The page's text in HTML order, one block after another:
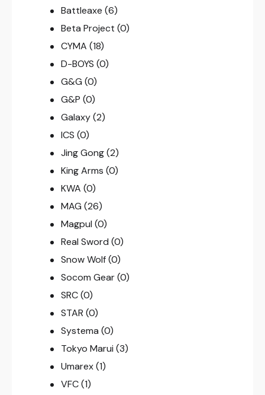
Battleaxe (6)
Beta Project (0)
CYMA (18)
D-BOYS (0)
G&G (0)
G&P (0)
Galaxy (2)
ICS (0)
Jing Gong (2)
King Arms (0)
KWA (0)
MAG (26)
Magpul (0)
Real Sword (0)
Snow Wolf (0)
Socom Gear (0)
SRC (0)
STAR (0)
Systema (0)
Tokyo Marui (3)
Umarex (1)
VFC (1)